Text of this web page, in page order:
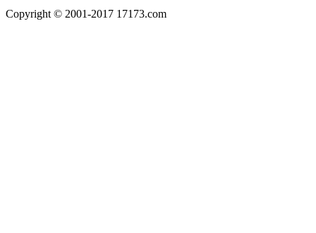
Copyright © 2001-2017 17173.com